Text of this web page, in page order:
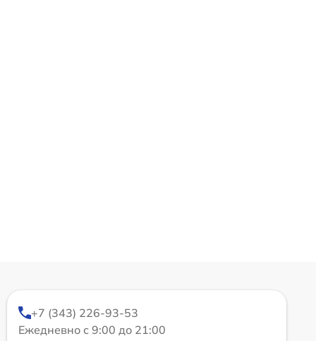
+7 (343) 226-93-53
Ежедневно с 9:00 до 21:00